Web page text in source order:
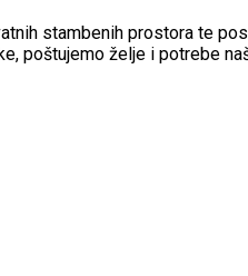
stambenih prostora te
poštujemo želje i potrebe